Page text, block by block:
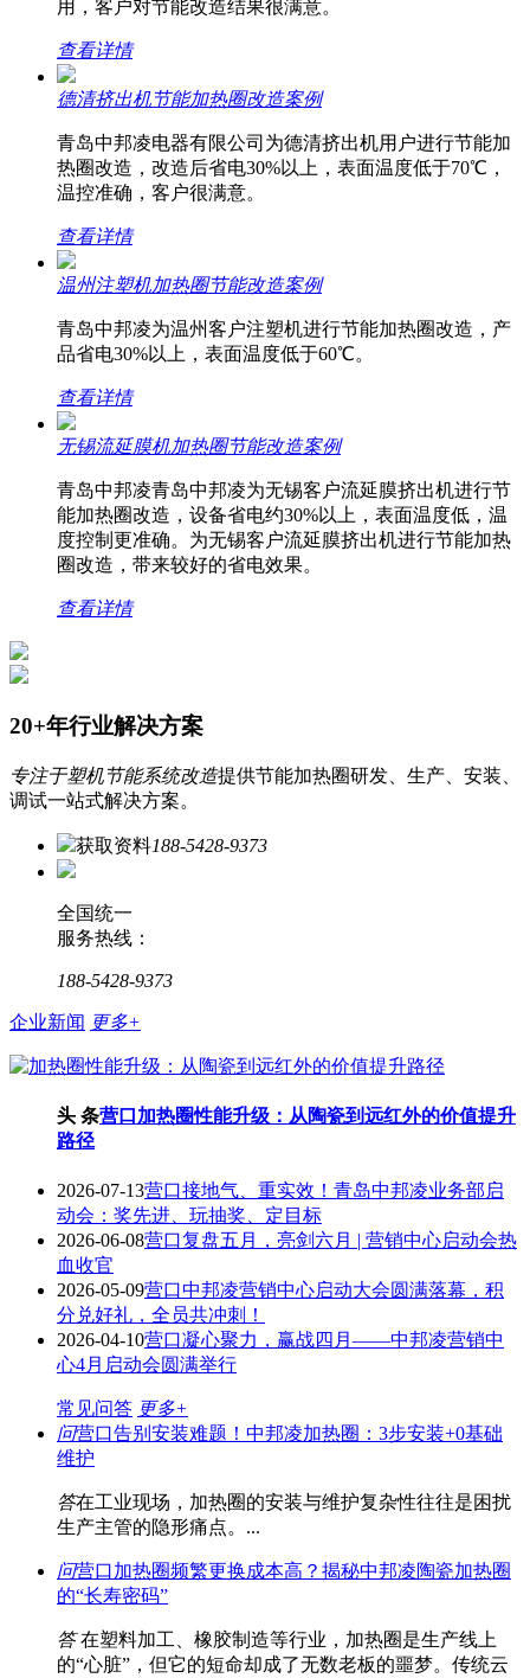
用，客户对节能改造结果很满意。
查看详情
德清挤出机节能加热圈改造案例
青岛中邦凌电器有限公司为德清挤出机用户进行节能加
热圈改造，改造后省电30%以上，表面温度低于70℃，
温控准确，客户很满意。
查看详情
温州注塑机加热圈节能改造案例
青岛中邦凌为温州客户注塑机进行节能加热圈改造，产
品省电30%以上，表面温度低于60℃。
查看详情
无锡流延膜机加热圈节能改造案例
青岛中邦凌青岛中邦凌为无锡客户流延膜挤出机进行节
能加热圈改造，设备省电约30%以上，表面温度低，温
度控制更准确。为无锡客户流延膜挤出机进行节能加热
圈改造，带来较好的省电效果。
查看详情
20+年行业解决方案
专注于塑机节能系统改造提供节能加热圈研发、生产、安装、
调试一站式解决方案。
获取资料188-5428-9373
全国统一
服务热线：
188-5428-9373
企业新闻 更多+
头 条营口加热圈性能升级：从陶瓷到远红外的价值提升
路径
2026-07-13营口接地气、重实效！青岛中邦凌业务部启
动会：奖先进、玩抽奖、定目标
2026-06-08营口复盘五月，亮剑六月 | 营销中心启动会热
血收官
2026-05-09营口中邦凌营销中心启动大会圆满落幕，积
分兑好礼，全员共冲刺！
2026-04-10营口凝心聚力，赢战四月——中邦凌营销中
心4月启动会圆满举行
常见问答 更多+
问营口告别安装难题！中邦凌加热圈：3步安装+0基础
维护
答在工业现场，加热圈的安装与维护复杂性往往是困扰
生产主管的隐形痛点。...
问营口加热圈频繁更换成本高？揭秘中邦凌陶瓷加热圈
的“长寿密码”
答在塑料加工、橡胶制造等行业，加热圈是生产线上
的“心脏”，但它的短命却成了无数老板的噩梦。传统云